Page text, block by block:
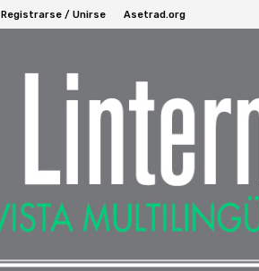
Registrarse / Unirse Asetrad.org